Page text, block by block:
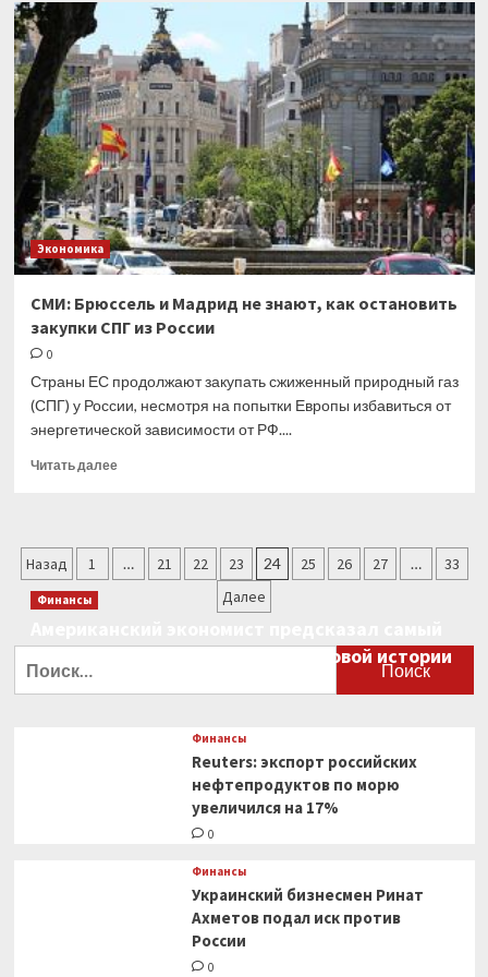
серебро
подошли
к
важнейшему
уровню
Экономика
СМИ: Брюссель и Мадрид не знают, как остановить
закупки СПГ из России
0
Страны ЕС продолжают закупать сжиженный природный газ
(СПГ) у России, несмотря на попытки Европы избавиться от
энергетической зависимости от РФ....
Читать далееПрочитать
Брюссель
и Мадрид
закупки
из России
Пагинация
записей
Назад 1 … 21 22 23 24 25 26 27 …
33
Далее
Финансы
большой финансовый крах в мировой истории
Финансы
Reuters: экспорт российских
нефтепродуктов по морю
увеличился на 17%
0
Финансы
Украинский бизнесмен Ринат
Ахметов подал иск против
России
0